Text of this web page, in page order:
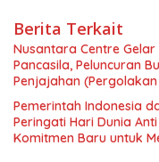
Berita Terkait
Nusantara Centre
Pancasila, Peluncuran
Penjajahan
Simposium Nasional
Nasional dan
Menuju Indonesia Emas
Pemerintah Indonesia
Peringati Hari Dunia
Komitmen Baru untuk